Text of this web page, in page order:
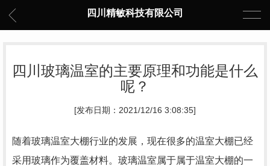
四川精敏科技有限公司
四川玻璃温室的主要原理和功能是什么
呢？
[发布日期：2021/12/16 3:08:35]
随着玻璃温室大棚行业的发展，现在很多的温室大棚已经
采用玻璃作为覆盖材料。玻璃温室属于属于温室大棚的一